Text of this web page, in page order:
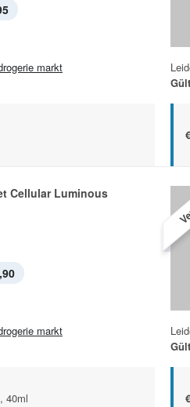
markt
Cellular Luminous
markt
40ml